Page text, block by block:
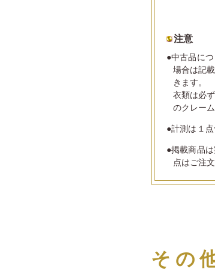
注意
●中古品に
場合は記
きます。
衣類は必
のクレー
●計測は１
●掲載商品
点はご注
その